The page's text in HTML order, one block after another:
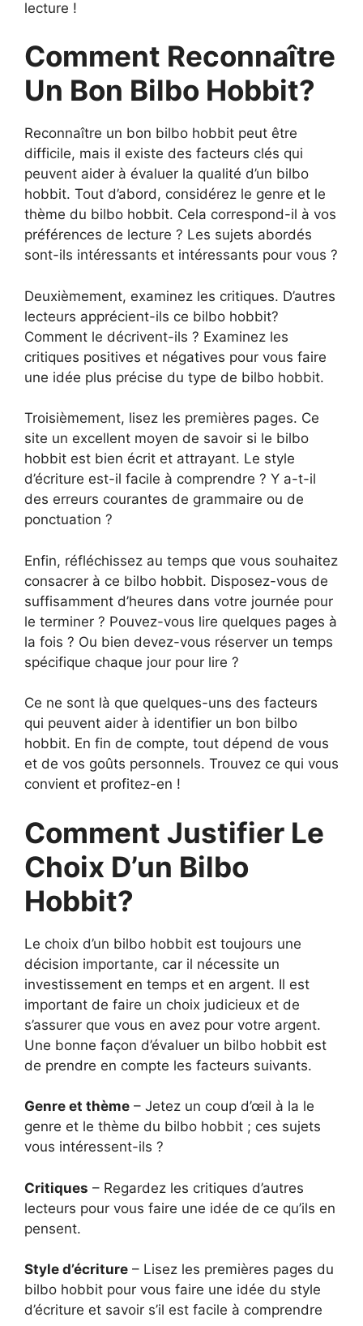
lecture !
Comment Reconnaître
Un Bon Bilbo Hobbit?
Reconnaître un bon bilbo hobbit peut être
difficile, mais il existe des facteurs clés qui
peuvent aider à évaluer la qualité d’un bilbo
hobbit. Tout d’abord, considérez le genre et le
thème du bilbo hobbit. Cela correspond-il à vos
préférences de lecture ? Les sujets abordés
sont-ils intéressants et intéressants pour vous ?
Deuxièmement, examinez les critiques. D’autres
lecteurs apprécient-ils ce bilbo hobbit?
Comment le décrivent-ils ? Examinez les
critiques positives et négatives pour vous faire
une idée plus précise du type de bilbo hobbit.
Troisièmement, lisez les premières pages. Ce
site un excellent moyen de savoir si le bilbo
hobbit est bien écrit et attrayant. Le style
d’écriture est-il facile à comprendre ? Y a-t-il
des erreurs courantes de grammaire ou de
ponctuation ?
Enfin, réfléchissez au temps que vous souhaitez
consacrer à ce bilbo hobbit. Disposez-vous de
suffisamment d’heures dans votre journée pour
le terminer ? Pouvez-vous lire quelques pages à
la fois ? Ou bien devez-vous réserver un temps
spécifique chaque jour pour lire ?
Ce ne sont là que quelques-uns des facteurs
qui peuvent aider à identifier un bon bilbo
hobbit. En fin de compte, tout dépend de vous
et de vos goûts personnels. Trouvez ce qui vous
convient et profitez-en !
Comment Justifier Le
Choix D’un Bilbo
Hobbit?
Le choix d’un bilbo hobbit est toujours une
décision importante, car il nécessite un
investissement en temps et en argent. Il est
important de faire un choix judicieux et de
s’assurer que vous en avez pour votre argent.
Une bonne façon d’évaluer un bilbo hobbit est
de prendre en compte les facteurs suivants.
Genre et thème – Jetez un coup d’œil à la le
genre et le thème du bilbo hobbit ; ces sujets
vous intéressent-ils ?
Critiques – Regardez les critiques d’autres
lecteurs pour vous faire une idée de ce qu’ils en
pensent.
Style d’écriture – Lisez les premières pages du
bilbo hobbit pour vous faire une idée du style
d’écriture et savoir s’il est facile à comprendre